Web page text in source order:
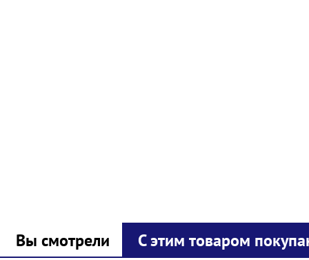
Вы смотрели С этим товаром